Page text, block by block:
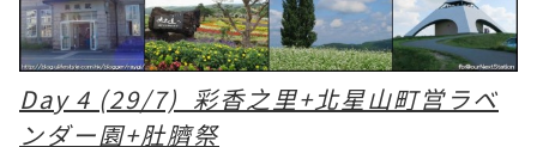
Day 4 (29/7) 彩香之里+北星山町営ラベ
ンダー園+肚臍祭